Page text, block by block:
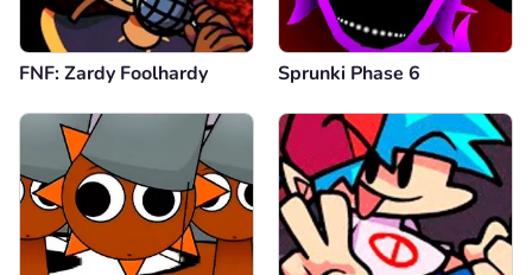
FNF: Zardy Foolhardy Sprunki Phase 6